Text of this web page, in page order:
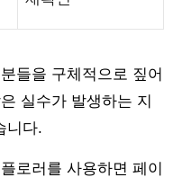
들을 구체적으로 짚어
실수가 발생하는 지
니다.
로러를 사용하면 페이